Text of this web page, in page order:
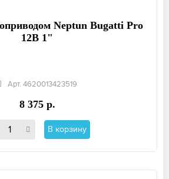
Neptun Bugatti Pro
12В 1"
Арт. 4620013423519
8 375 р.
В корзину